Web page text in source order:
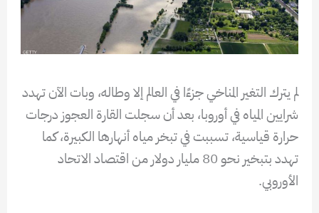
لم يترك التغير المناخي جزءًا في العالم إلا وطاله، وبات الآن تهدد
شرايين المياه في أوروبا، بعد أن سجلت القارة العجوز درجات
حرارة قياسية، تسببت في تبخر مياه أنهارها الكبيرة، كما
تهدد بتبخير نحو 80 مليار دولار من اقتصاد الاتحاد
الأوروبي.